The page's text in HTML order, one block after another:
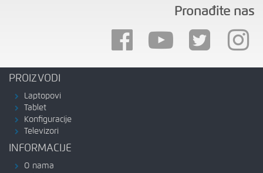
Pronađite nas
PROIZVODI
Laptopovi
Tablet
Konfiguracije
Televizori
INFORMACIJE
O nama